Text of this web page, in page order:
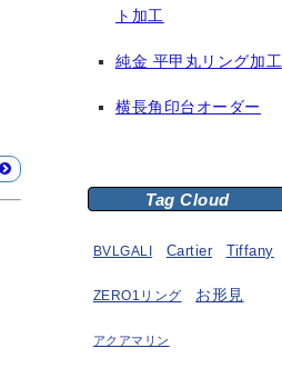
ト加工
純金 平甲丸リング加工
横長角印台オーダー
Tag Cloud
BVLGALI Cartier Tiffany
ZERO1リング お形見
アクアマリン